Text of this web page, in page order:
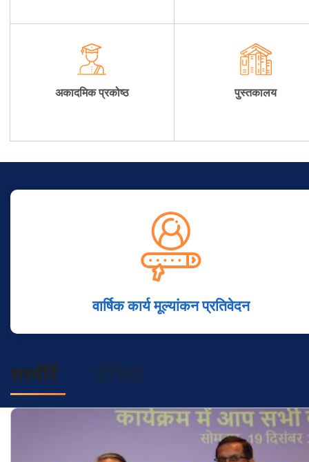
अकादमिक प्रकोष्ठ पुस्तकालय
वार्षिक कार्य मूल्यांकन प्रतिवेदन
तस्वीरें